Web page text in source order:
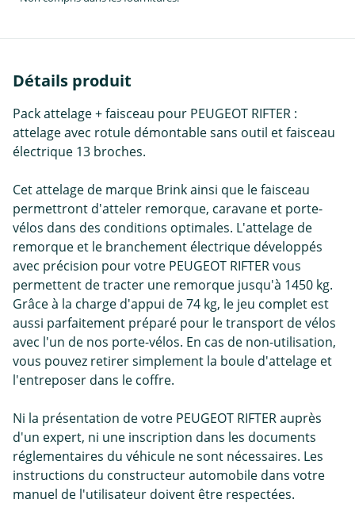
Détails produit
Pack attelage + faisceau pour PEUGEOT RIFTER :
attelage avec rotule démontable sans outil et faisceau
électrique 13 broches.
Cet attelage de marque Brink ainsi que le faisceau
permettront d'atteler remorque, caravane et porte-
vélos dans des conditions optimales. L'attelage de
remorque et le branchement électrique développés
avec précision pour votre PEUGEOT RIFTER vous
permettent de tracter une remorque jusqu'à 1450 kg.
Grâce à la charge d'appui de 74 kg, le jeu complet est
aussi parfaitement préparé pour le transport de vélos
avec l'un de nos porte-vélos. En cas de non-utilisation,
vous pouvez retirer simplement la boule d'attelage et
l'entreposer dans le coffre.
Ni la présentation de votre PEUGEOT RIFTER auprès
d'un expert, ni une inscription dans les documents
réglementaires du véhicule ne sont nécessaires. Les
instructions du constructeur automobile dans votre
manuel de l'utilisateur doivent être respectées.